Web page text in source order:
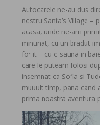
Autocarele ne-au dus
nostru Santa’s Village –
acasa, unde ne-am
minunat, cu un bradut
for it – cu o sauna in
care le puteam folosi
insemnat ca Sofia si
muuult timp, pana cand
prima noastra aventura